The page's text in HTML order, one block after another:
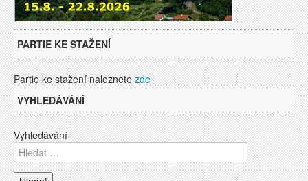
PARTIE KE STAŽENÍ
Partie ke stažení naleznetezde
VYHLEDÁVÁNÍ
Vyhledávání